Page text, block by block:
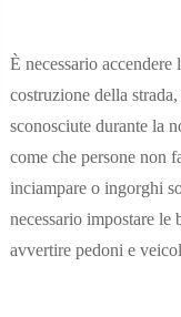
È necessario
costruzione della
sconosciute durante la
come che persone non
inciampare o ingorghi
necessario impostare
avvertire pedoni e